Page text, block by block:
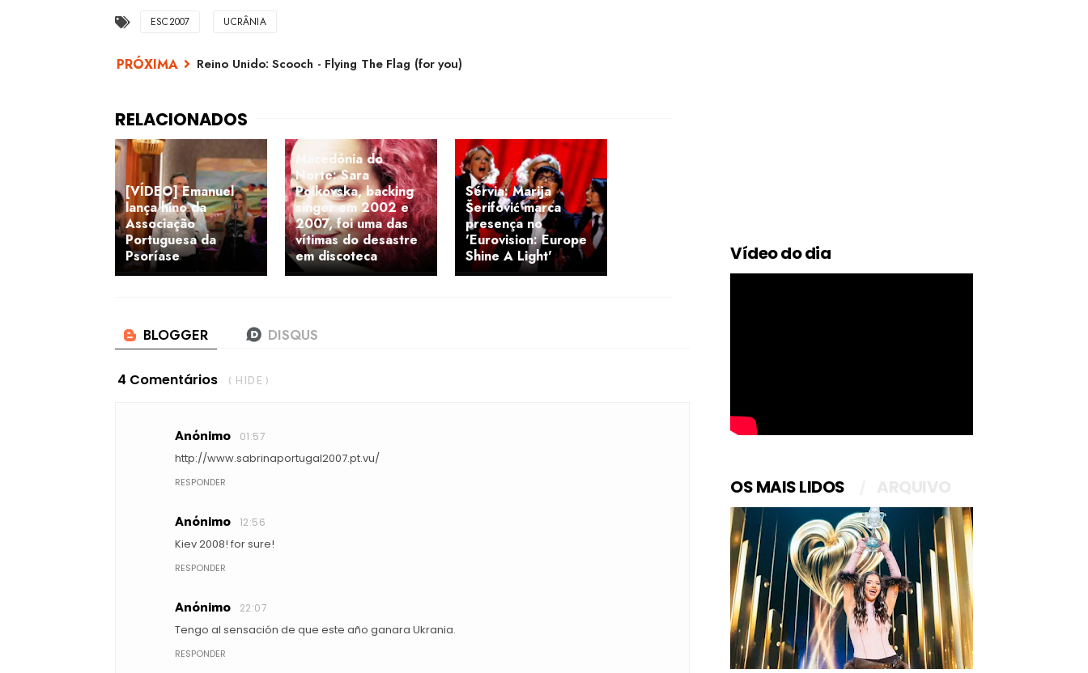
ESC2007 UCRÂNIA
Reino Unido: Scooch - Flying The Flag (for you)
[VÍDEO] Emanuel
lança hino da
Associação
Portuguesa da
Psoríase
Macedónia do
Norte: Sara
Poikovska, backing
singer em 2002 e
2007, foi uma das
vítimas do desastre
em discoteca
Sérvia: Marija
Šerifović marca
presença no
'Eurovision: Europe
Shine A Light'
4 Comentários ( HIDE )
Anónimo 01:57
http://www.sabrinaportugal2007.pt.vu/
RESPONDER
Anónimo 12:56
Kiev 2008! for sure!
RESPONDER
Anónimo 22:07
Tengo al sensación de que este año ganara Ukrania.
RESPONDER
Vídeo do dia
OS MAIS LIDOS